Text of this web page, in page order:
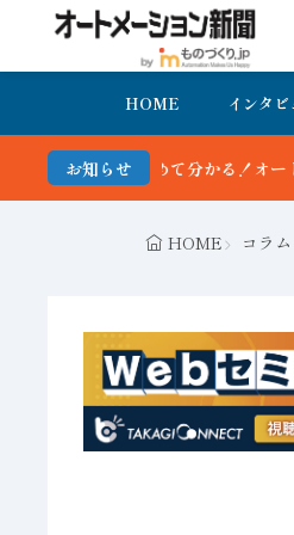
HOME インタビ
お知らせ
ートメーション新聞 最新号＆バッ
HOME コラ